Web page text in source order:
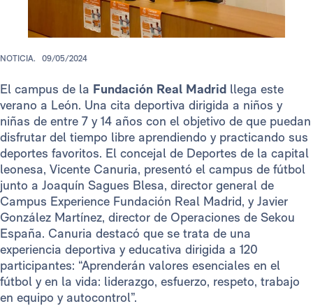
NOTICIA. 09/05/2024
El campus de la Fundación Real Madrid llega este
verano a León. Una cita deportiva dirigida a niños y
niñas de entre 7 y 14 años con el objetivo de que puedan
disfrutar del tiempo libre aprendiendo y practicando sus
deportes favoritos. El concejal de Deportes de la capital
leonesa, Vicente Canuria, presentó el campus de fútbol
junto a Joaquín Sagues Blesa, director general de
Campus Experience Fundación Real Madrid, y Javier
González Martínez, director de Operaciones de Sekou
España. Canuria destacó que se trata de una
experiencia deportiva y educativa dirigida a 120
participantes: “Aprenderán valores esenciales en el
fútbol y en la vida: liderazgo, esfuerzo, respeto, trabajo
en equipo y autocontrol”.